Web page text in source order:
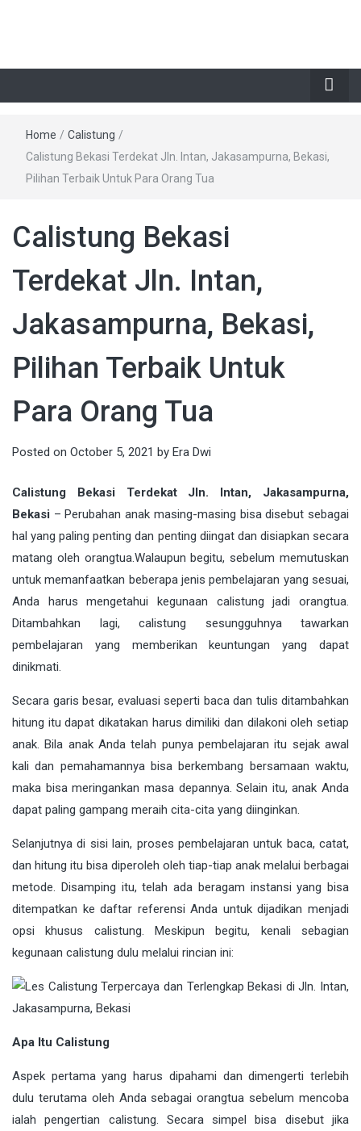
Home / Calistung /
Calistung Bekasi Terdekat Jln. Intan, Jakasampurna, Bekasi,
Pilihan Terbaik Untuk Para Orang Tua
Calistung Bekasi
Terdekat Jln. Intan,
Jakasampurna, Bekasi,
Pilihan Terbaik Untuk
Para Orang Tua
Posted on October 5, 2021 by Era Dwi
Calistung Bekasi Terdekat Jln. Intan, Jakasampurna,
Bekasi –Perubahan anak masing-masing bisa disebut sebagai
hal yang paling penting dan penting diingat dan disiapkan secara
matang oleh orangtua.Walaupun begitu, sebelum memutuskan
untuk memanfaatkan beberapa jenis pembelajaran yang sesuai,
Anda harus mengetahui kegunaan calistung jadi orangtua.
Ditambahkan lagi, calistung sesungguhnya tawarkan
pembelajaran yang memberikan keuntungan yang dapat
dinikmati.
Secara garis besar, evaluasi seperti baca dan tulis ditambahkan
hitung itu dapat dikatakan harus dimiliki dan dilakoni oleh setiap
anak. Bila anak Anda telah punya pembelajaran itu sejak awal
kali dan pemahamannya bisa berkembang bersamaan waktu,
maka bisa meringankan masa depannya. Selain itu, anak Anda
dapat paling gampang meraih cita-cita yang diinginkan.
Selanjutnya di sisi lain, proses pembelajaran untuk baca, catat,
dan hitung itu bisa diperoleh oleh tiap-tiap anak melalui berbagai
metode. Disamping itu, telah ada beragam instansi yang bisa
ditempatkan ke daftar referensi Anda untuk dijadikan menjadi
opsi khusus calistung. Meskipun begitu, kenali sebagian
kegunaan calistung dulu melalui rincian ini:
Apa Itu Calistung
Aspek pertama yang harus dipahami dan dimengerti terlebih
dulu terutama oleh Anda sebagai orangtua sebelum mencoba
ialah pengertian calistung. Secara simpel bisa disebut jika